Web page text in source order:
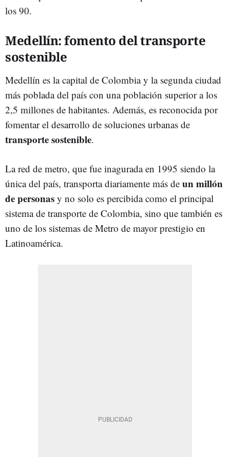
los 90.
Medellín: fomento del transporte
sostenible
Medellín es la capital de Colombia y la segunda ciudad
más poblada del país con una población superior a los
2,5 millones de habitantes. Además, es reconocida por
fomentar el desarrollo de soluciones urbanas de
transporte sostenible.
La red de metro, que fue inagurada en 1995 siendo la
única del país, transporta diariamente más de un millón
de personas y no solo es percibida como el principal
sistema de transporte de Colombia, sino que también es
uno de los sistemas de Metro de mayor prestigio en
Latinoamérica.